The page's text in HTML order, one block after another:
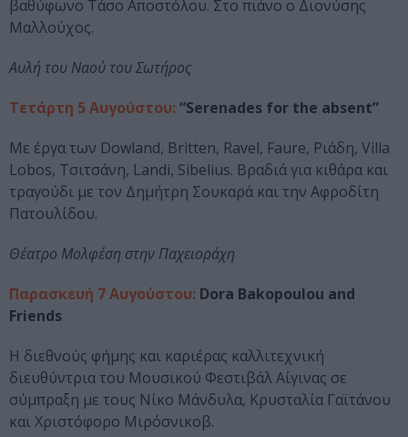
βαθύφωνο Τάσο Αποστόλου. Στο πιάνο ο Διονύσης
Μαλλούχος.
Αυλή του Ναού του Σωτήρος
Τετάρτη 5 Αυγούστου:“Serenades for the absent”
Με έργα των Dowland, Britten, Ravel, Faure, Ριάδη, Villa
Lobos, Τσιτσάνη, Landi, Sibelius. Bραδιά για κιθάρα και
τραγούδι με τον Δημήτρη Σουκαρά και την Αφροδίτη
Πατουλίδου.
Θέατρο Μολφέση στην Παχειοράχη
Παρασκευή 7 Αυγούστου: Dora Bakopoulou and
Friends
Η διεθνούς φήμης και καριέρας καλλιτεχνική
διευθύντρια του Μουσικού Φεστιβάλ Αίγινας σε
σύμπραξη με τους Νίκο Μάνδυλα, Κρυσταλία Γαϊτάνου
και Χριστόφορο Μιρόσνικοβ.